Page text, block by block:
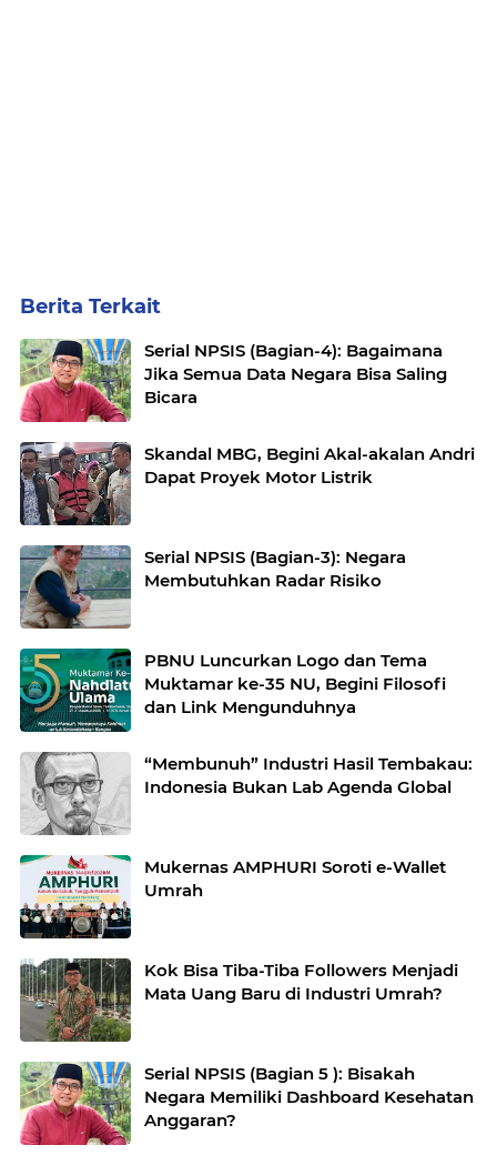
Berita Terkait
Serial NPSIS (Bagian-4): Bagaimana
Jika Semua Data Negara Bisa Saling
Bicara
Skandal MBG, Begini Akal-akalan Andri
Dapat Proyek Motor Listrik
Serial NPSIS (Bagian-3): Negara
Membutuhkan Radar Risiko
PBNU Luncurkan Logo dan Tema
Muktamar ke-35 NU, Begini Filosofi
dan Link Mengunduhnya
“Membunuh” Industri Hasil Tembakau:
Indonesia Bukan Lab Agenda Global
Mukernas AMPHURI Soroti e-Wallet
Umrah
Kok Bisa Tiba-Tiba Followers Menjadi
Mata Uang Baru di Industri Umrah?
Serial NPSIS (Bagian 5 ): Bisakah
Negara Memiliki Dashboard Kesehatan
Anggaran?